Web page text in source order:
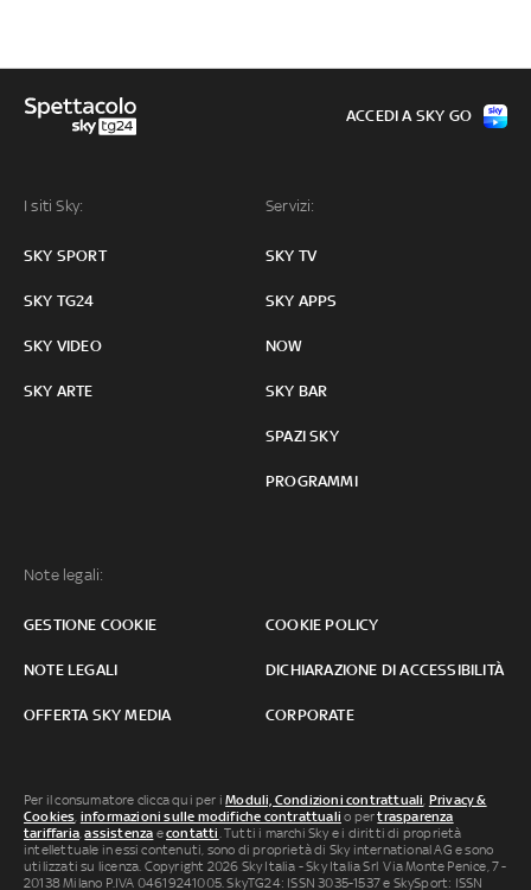
I siti Sky:
SKY SPORT
SKY TG24
SKY VIDEO
SKY ARTE
Servizi:
SKY TV
SKY APPS
NOW
SKY BAR
SPAZI SKY
PROGRAMMI
Note legali:
GESTIONE COOKIE COOKIE POLICY
NOTE LEGALI DICHIARAZIONE DI ACCESSIBILITÀ
OFFERTA SKY MEDIA CORPORATE
ACCEDI A SKY GO
Per il consumatore clicca qui per iModuli, Condizioni contrattuali, Privacy &
Cookies, informazioni sulle modifiche contrattuali o pertrasparenza
tariffaria,assistenza econtatti. Tutti i marchi Sky e i diritti di proprietà
intellettuale in essi contenuti, sono di proprietà di Sky international AG e sono
utilizzati su licenza. Copyright 2026 Sky Italia - Sky Italia Srl Via Monte Penice, 7 -
20138 Milano P.IVA 04619241005. SkyTG24: ISSN 3035-1537 e SkySport: ISSN